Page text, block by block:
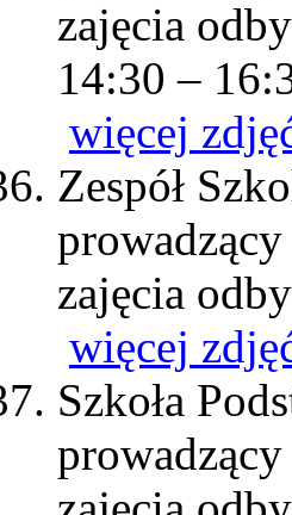
zajęcia
14:30 –
więcej
Zespół
zajęcia
więcej
Szkoła
prowadzący